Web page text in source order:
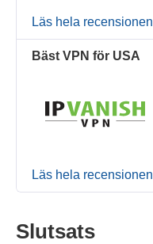
Läs hela recensionen
Bäst VPN för USA
Läs hela recensionen
Slutsats